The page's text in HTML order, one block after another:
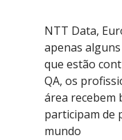
NTT Data,
apenas
que estão
QA, os
área recebem
participam de
mundo